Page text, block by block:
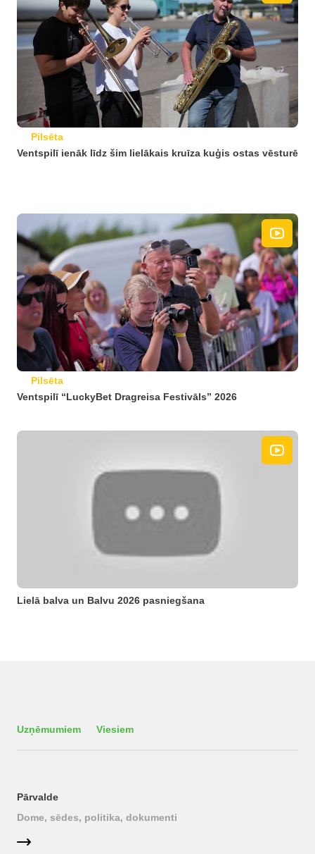
Pilsēta
Ventspilī ienāk līdz šim lielākais kruīza kuģis ostas vēsturē
Pilsēta
Ventspilī “LuckyBet Dragreisa Festivāls” 2026
Lielā balva un Balvu 2026 pasniegšana
Uzņēmumiem Viesiem
Pārvalde
Dome, sēdes, politika, dokumenti